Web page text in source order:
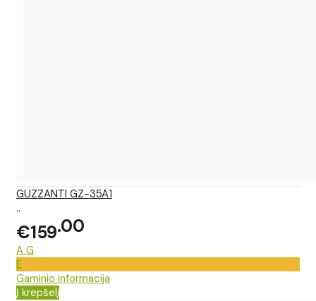
GUZZANTI GZ-35A1
..
€159 00
A G
E
Gaminio informacija
Į krepšelį